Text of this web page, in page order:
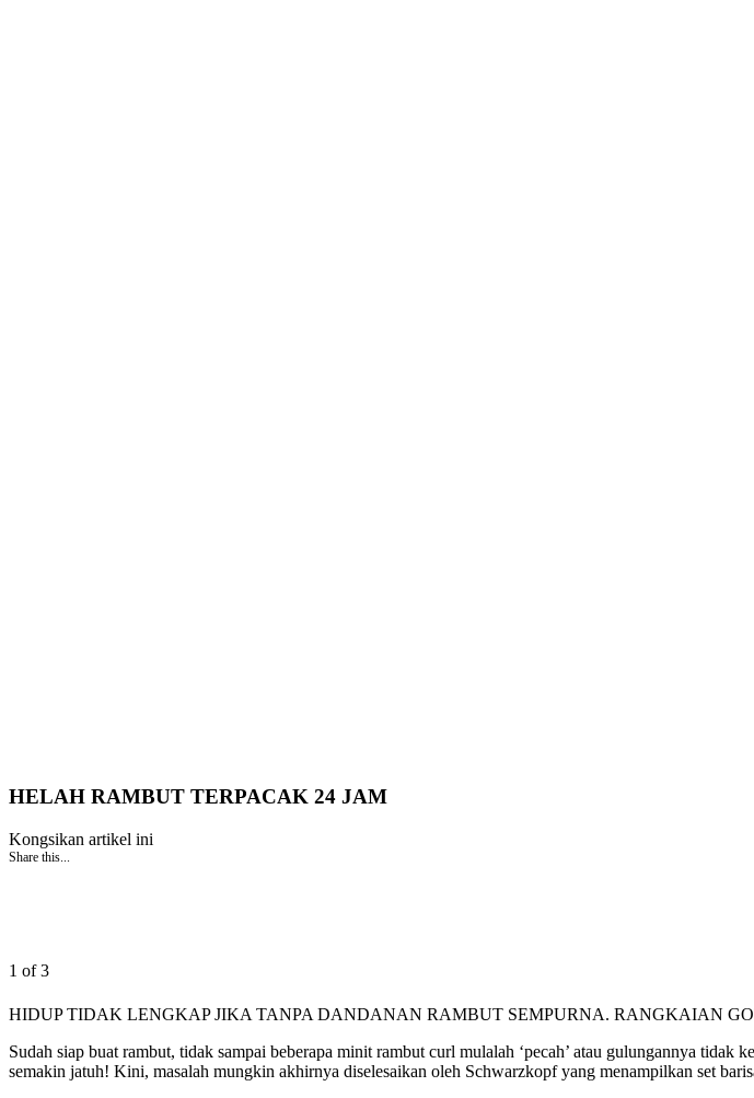
HELAH RAMBUT TERPACAK 24 JAM
Kongsikan artikel ini
Share this...
1 of 3
HIDUP TIDAK LENGKAP JIKA TANPA DANDANAN RAMBUT SEMPURNA. RANGKAIAN
Sudah siap buat rambut, tidak sampai beberapa minit rambut curl mulalah ‘pecah’ atau gulungannya
semakin jatuh! Kini, masalah mungkin akhirnya diselesaikan oleh Schwarzkopf yang menampilkan set